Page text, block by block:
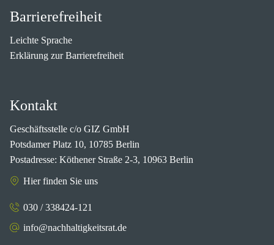
Barrierefreiheit
Leichte Sprache
Erklärung zur Barrierefreiheit
Kontakt
Geschäftsstelle c/o GIZ GmbH
Potsdamer Platz 10, 10785 Berlin
Postadresse: Köthener Straße 2-3, 10963 Berlin
Hier finden Sie uns
030 / 338424-121
info@nachhaltigkeitsrat.de